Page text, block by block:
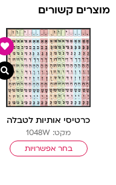
מוצרים קשורים
כרטיסי אותיות לטבלה
מקט: 1048W
בחר אפשרויות